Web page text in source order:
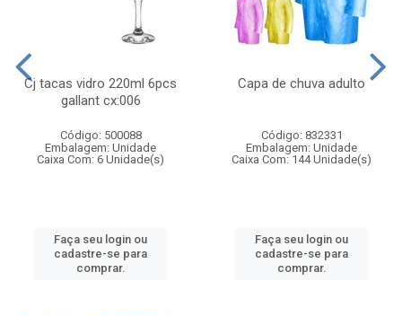
Cj tacas vidro 220ml 6pcs
gallant cx:006
Código: 500088
Embalagem: Unidade
Caixa Com: 6 Unidade(s)
Faça seu login ou
cadastre-se para
comprar.
Capa de chuva adulto
Código: 832331
Embalagem: Unidade
Caixa Com: 144 Unidade(s)
Faça seu login ou
cadastre-se para
comprar.